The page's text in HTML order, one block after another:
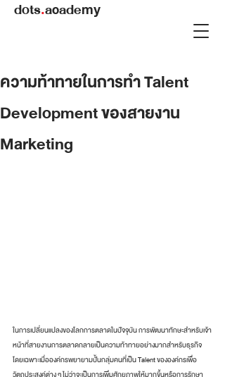
dots.academy
ความท้าทายในการทำ Talent
Development ของสายงาน
Marketing
ในการเปลี่ยนแปลงของโลกการตลาดในปัจจุบัน การพัฒนาทักษะสำหรับเจ้า
หน้าที่สายงานการตลาดกลายเป็นความท้าทายอย่างมากสำหรับธุรกิจ
โดยเฉพาะเมื่อองค์กรพยายามปั้นกลุ่มคนที่เป็น Talent ขององค์กรเพื่อ
วัตถุประสงค์ต่าง ๆ ไม่ว่าจะเป็นการเพิ่มศักยภาพให้มากขึ้นหรือการรักษา